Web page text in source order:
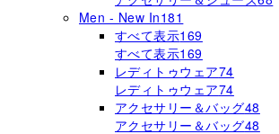
Men - New In181
すべて表示169
すべて表示169
レディトゥウェア74
レディトゥウェア74
アクセサリー＆バッグ48
アクセサリー＆バッグ48